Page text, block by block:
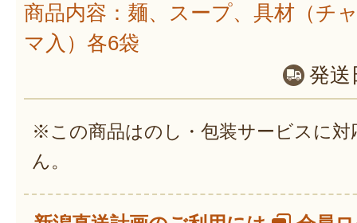
商品内容：麺、スープ、具材（チ
マ入）各6袋
発送
※この商品はのし・包装サービスに対
ん。